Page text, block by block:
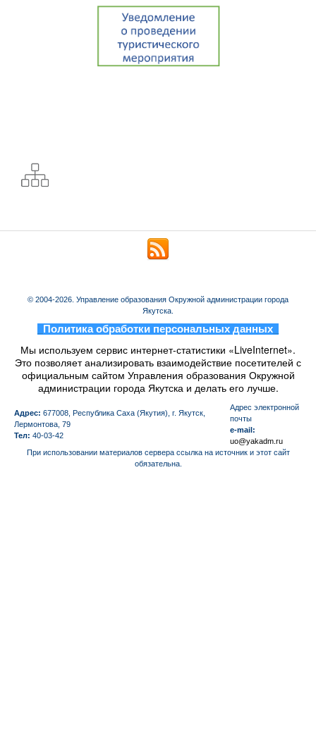
© 2004-2026. Управление образования Окружной администрации города
Якутска.
Политика обработки персональных данных
Мы используем сервис интернет-статистики «LiveInternet».
Это позволяет анализировать взаимодействие посетителей с
официальным сайтом Управления образования Окружной
администрации города Якутска и делать его лучше.
Адрес: 677008, Республика Саха (Якутия), г. Якутск,
Лермонтова, 79
Тел: 40-03-42
Aдрес электронной
почты
e-mail:
uo@yakadm.ru
При использовании материалов сервера ссылка на источник и этот сайт
обязательна.